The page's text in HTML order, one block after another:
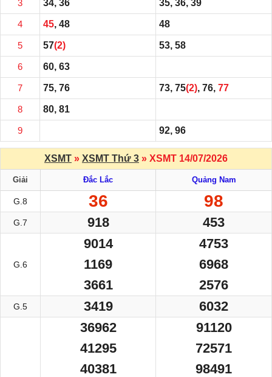
3 34, 36 35, 36, 39
4 45, 48 48
5 57(2) 53, 58
6 60, 63
7 75, 76 73, 75(2), 76, 77
8 80, 81
9 92, 96
XSMT » XSMT Thứ 3 » XSMT 14/07/2026
Giải Đắc Lắc Quảng Nam
G.8 36 98
G.7 918 453
G.6
9014
1169
3661
4753
6968
2576
G.5 3419 6032
36962
41295
40381
91120
72571
98491